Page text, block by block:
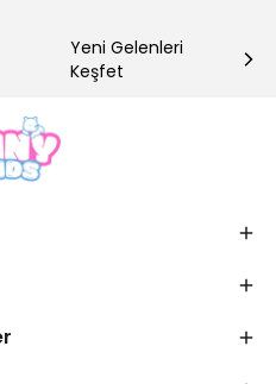
Yeni Gelenleri
Keşfet